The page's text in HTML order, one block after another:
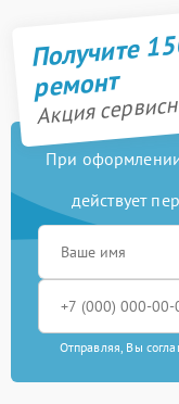
Получите
ремонт
Акция
При
действует
Отправляя, Вы